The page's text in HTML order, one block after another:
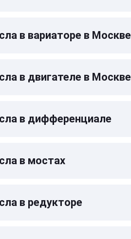
в вариаторе в Москве
в двигателе в Москве
в дифференциале
в мостах
в редукторе